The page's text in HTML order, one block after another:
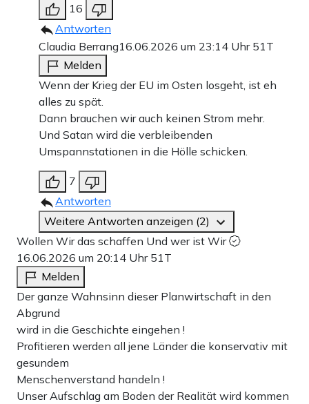
16
Antworten
Claudia Berrang16.06.2026 um 23:14 Uhr 51T
Melden
Wenn der Krieg der EU im Osten losgeht, ist eh
alles zu spät.
Dann brauchen wir auch keinen Strom mehr.
Und Satan wird die verbleibenden
Umspannstationen in die Hölle schicken.
7
Antworten
Weitere Antworten anzeigen (2)
Wollen Wir das schaffen Und wer ist Wir
16.06.2026 um 20:14 Uhr 51T
Melden
Der ganze Wahnsinn dieser Planwirtschaft in den
Abgrund
wird in die Geschichte eingehen !
Profitieren werden all jene Länder die konservativ mit
gesundem
Menschenverstand handeln !
Unser Aufschlag am Boden der Realität wird kommen